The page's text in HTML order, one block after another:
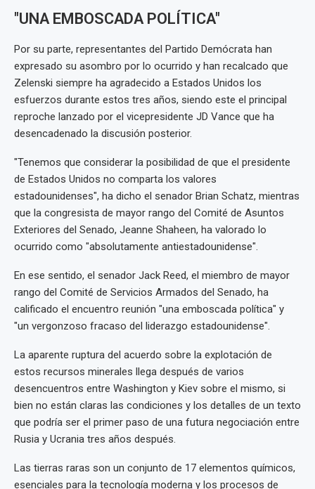
"UNA EMBOSCADA POLÍTICA"
Por su parte, representantes del Partido Demócrata han
expresado su asombro por lo ocurrido y han recalcado que
Zelenski siempre ha agradecido a Estados Unidos los
esfuerzos durante estos tres años, siendo este el principal
reproche lanzado por el vicepresidente JD Vance que ha
desencadenado la discusión posterior.
"Tenemos que considerar la posibilidad de que el presidente
de Estados Unidos no comparta los valores
estadounidenses", ha dicho el senador Brian Schatz, mientras
que la congresista de mayor rango del Comité de Asuntos
Exteriores del Senado, Jeanne Shaheen, ha valorado lo
ocurrido como "absolutamente antiestadounidense".
En ese sentido, el senador Jack Reed, el miembro de mayor
rango del Comité de Servicios Armados del Senado, ha
calificado el encuentro reunión "una emboscada política" y
"un vergonzoso fracaso del liderazgo estadounidense".
La aparente ruptura del acuerdo sobre la explotación de
estos recursos minerales llega después de varios
desencuentros entre Washington y Kiev sobre el mismo, si
bien no están claras las condiciones y los detalles de un texto
que podría ser el primer paso de una futura negociación entre
Rusia y Ucrania tres años después.
Las tierras raras son un conjunto de 17 elementos químicos,
esenciales para la tecnología moderna y los procesos de